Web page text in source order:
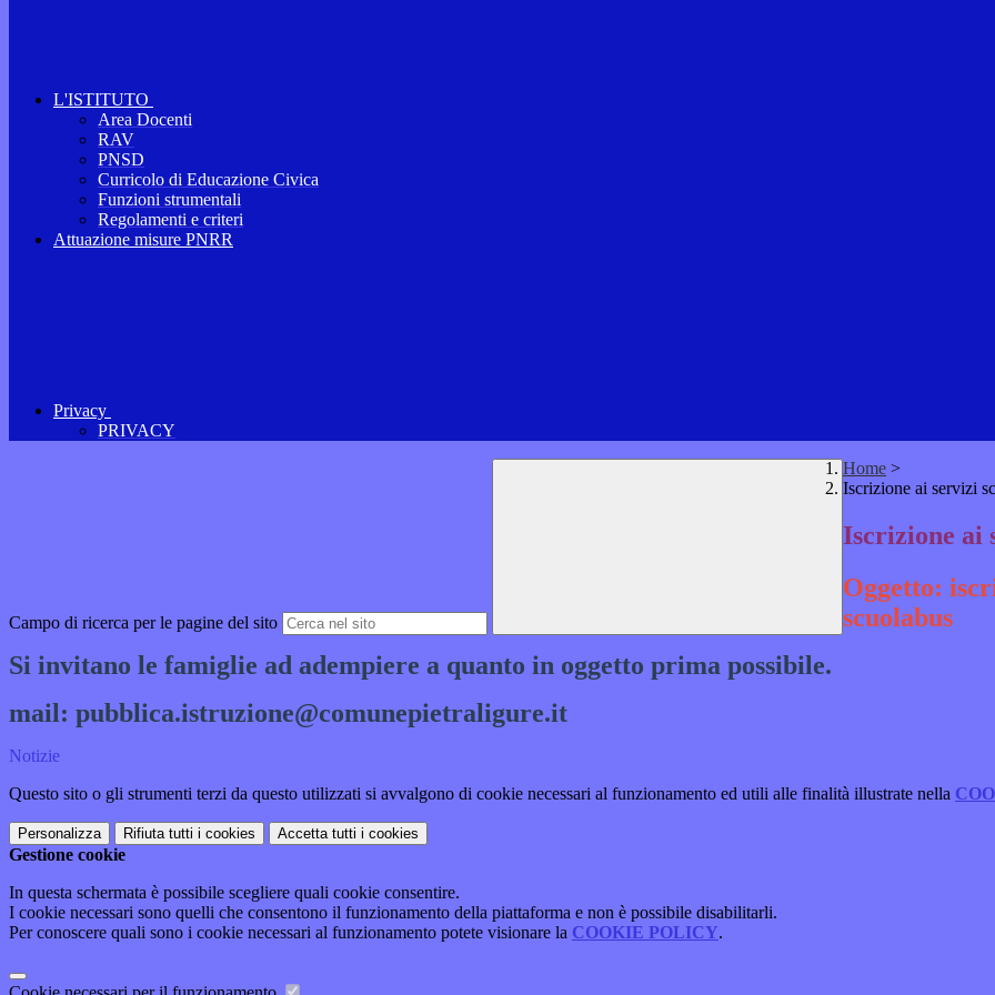
L'ISTITUTO
Area Docenti
RAV
PNSD
Curricolo di Educazione Civica
Funzioni strumentali
Regolamenti e criteri
Attuazione misure PNRR
Privacy
PRIVACY
Campo di ricerca per le pagine del sito
Home >
Iscrizione ai servizi
Iscrizione ai
Oggetto: i
scuolabus
Si invitano le famiglie ad adempiere a quanto in oggetto prima possibile.
mail: pubblica.istruzione@comunepietraligure.it
Notizie
Questo sito o gli strumenti terzi da questo utilizzati si avvalgono di cookie necessari al funzionamento ed utili alle finalità illustrate nella
Personalizza Rifiuta tutti i cookies Accetta tutti i cookies
Gestione cookie
In questa schermata è possibile scegliere quali cookie consentire.
I cookie necessari sono quelli che consentono il funzionamento della piattaforma e non è possibile disabilitarli.
Per conoscere quali sono i cookie necessari al funzionamento potete visionare la COOKIE POLICY.